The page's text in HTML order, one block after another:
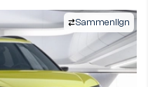
Sammenlign